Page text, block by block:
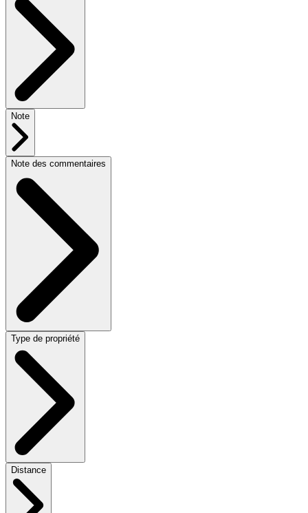
Note
Note des commentaires
Type de propriété
Distance